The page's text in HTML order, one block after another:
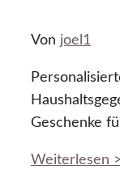
Von joel1
Geschenke
Weiterlesen >